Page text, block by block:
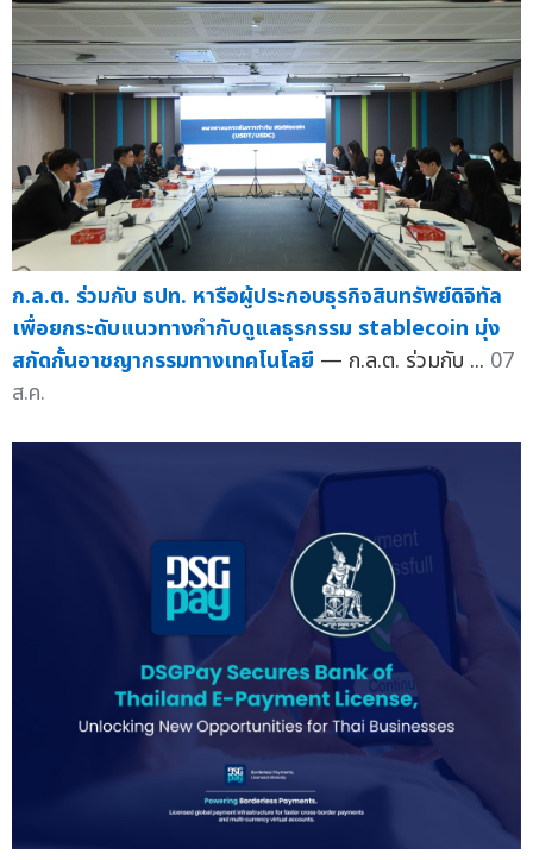
ก.ล.ต. ร่วมกับ ธปท. หารือผู้ประกอบธุรกิจสินทรัพย์ดิจิทัล
เพื่อยกระดับแนวทางกำกับดูแลธุรกรรม stablecoin มุ่ง
สกัดกั้นอาชญากรรมทางเทคโนโลยี — ก.ล.ต. ร่วมกับ ... 07
ส.ค.